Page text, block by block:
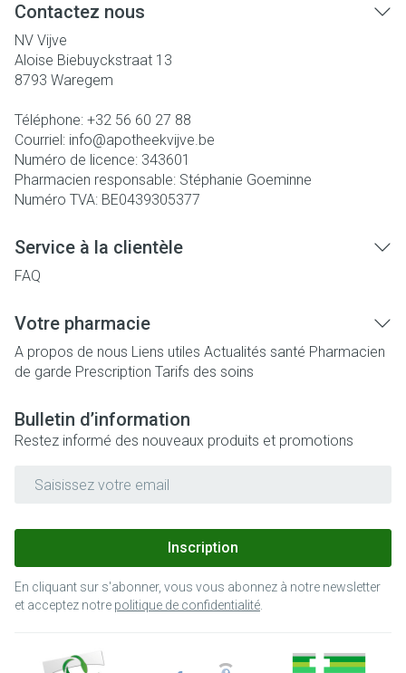
Contactez nous
NV Vijve
Aloise Biebuyckstraat 13
8793 Waregem
Téléphone: +32 56 60 27 88
Courriel: info@apotheekvijve.be
Numéro de licence: 343601
Pharmacien responsable: Stéphanie Goeminne
Numéro TVA: BE0439305377
Service à la clientèle
FAQ
Votre pharmacie
A propos de nous Liens utiles Actualités santé Pharmacien
de garde Prescription Tarifs des soins
Bulletin d’information
Restez informé des nouveaux produits et promotions
Inscription
En cliquant sur s'abonner, vous vous abonnez à notre newsletter
et acceptez notre politique de confidentialité